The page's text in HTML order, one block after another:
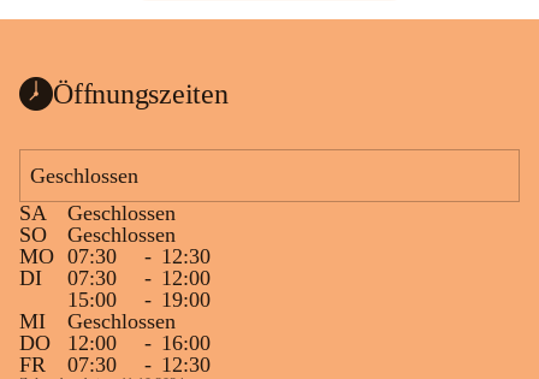
Öffnungszeiten
Geschlossen
SA
Geschlossen
SO
Geschlossen
MO 07:30 - 12:30
DI
07:30 - 12:00
15:00
- 19:00
MI
Geschlossen
DO
12:00 - 16:00
FR
07:30 - 12:30